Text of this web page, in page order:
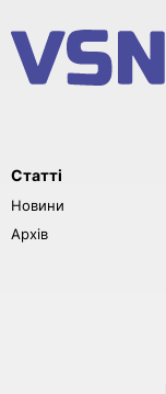
Статті
Новини
Архів